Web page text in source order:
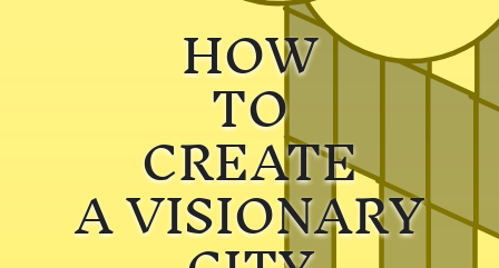
HOW
TO
CREATE
A VISIONARY